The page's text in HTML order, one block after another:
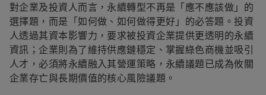
對企業及投資人而言，永續轉型不再是「應不應該做」的
選擇題，而是「如何做、如何做得更好」的必答題。投資
人透過其資本影響力，要求被投資企業提供更透明的永續
資訊；企業則為了維持供應鏈穩定、掌握綠色商機並吸引
人才，必須將永續融入其營運策略，永續議題已成為攸關
企業存亡與長期價值的核心風險議題。